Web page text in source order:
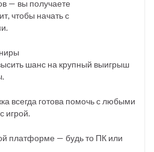
— вы получаете
чтобы начать с
шанс на крупный выигрыш
всегда готова помочь с любыми
игрой.
платформе — будь то ПК или